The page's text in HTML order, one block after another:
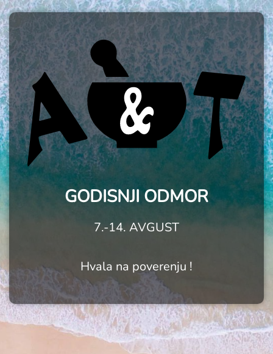
GODISNJI ODMOR
7.-14. AVGUST
Hvala na poverenju !